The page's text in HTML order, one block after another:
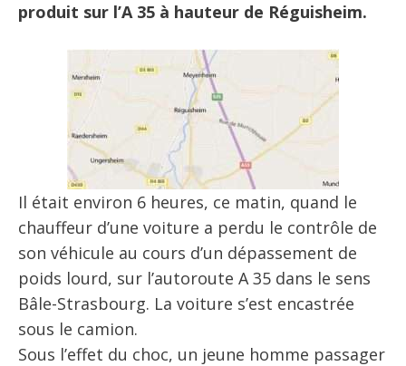
produit sur l’A 35 à hauteur de Réguisheim.
Il était environ 6 heures, ce matin, quand le
chauffeur d’une voiture a perdu le contrôle de
son véhicule au cours d’un dépassement de
poids lourd, sur l’autoroute A 35 dans le sens
Bâle-Strasbourg. La voiture s’est encastrée
sous le camion.
Sous l’effet du choc, un jeune homme passager